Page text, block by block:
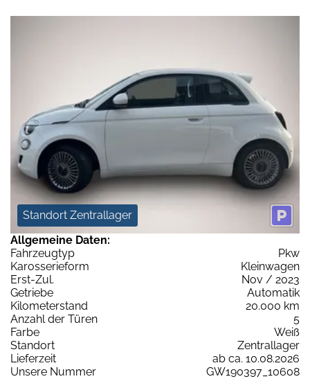
Standort Zentrallager
Allgemeine Daten:
Fahrzeugtyp
Pkw
Karosserieform
Kleinwagen
Erst-Zul.
Nov / 2023
Getriebe
Automatik
Kilometerstand
20.000 km
Anzahl der Türen
5
Farbe
Weiß
Standort
Zentrallager
Lieferzeit
ab ca. 10.08.2026
Unsere Nummer
GW190397_10608